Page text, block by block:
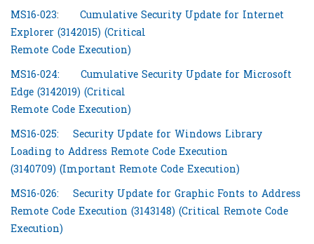
MS16-023:
Cumulative Security Update for Internet
Explorer (3142015) (Critical
Remote Code Execution)
MS16-024:
Cumulative Security Update for Microsoft
Edge (3142019) (Critical
Remote Code Execution)
MS16-025:
Security Update for Windows Library
Loading to Address Remote Code Execution
(3140709) (Important Remote Code Execution)
MS16-026:
Security Update for Graphic Fonts to Address
Remote Code Execution (3143148) (Critical Remote Code
Execution)